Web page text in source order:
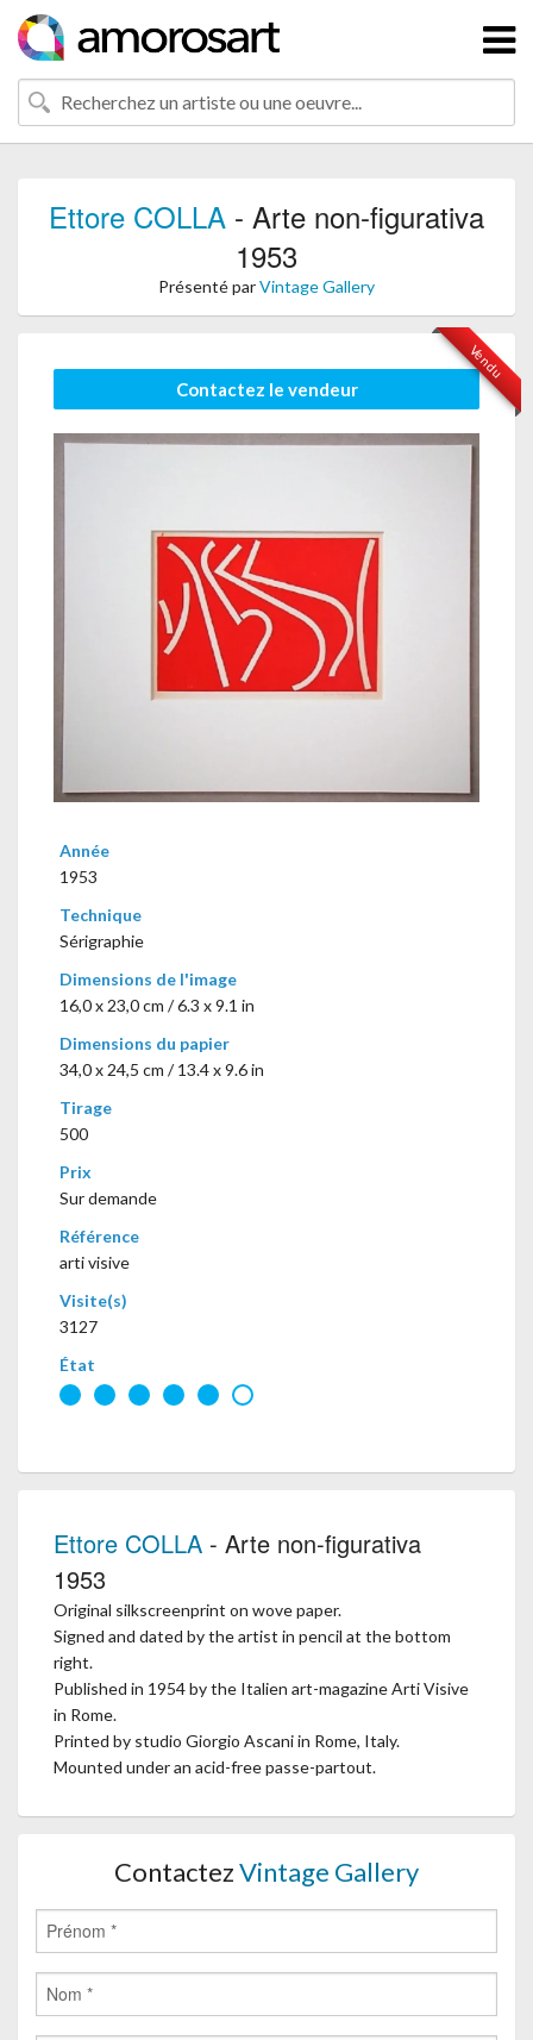
Ettore COLLA - Arte non-figurativa
1953
Présenté parVintage Gallery
Vendu
Contactez le vendeur
Année
1953
Technique
Sérigraphie
Dimensions de l'image
16,0 x 23,0 cm / 6.3 x 9.1 in
Dimensions du papier
34,0 x 24,5 cm / 13.4 x 9.6 in
Tirage
500
Prix
Sur demande
Référence
arti visive
Visite(s)
3127
État
Ettore COLLA - Arte non-figurativa
1953
Original silkscreenprint on wove paper.
Signed and dated by the artist in pencil at the bottom
right.
Published in 1954 by the Italien art-magazine Arti Visive
in Rome.
Printed by studio Giorgio Ascani in Rome, Italy.
Mounted under an acid-free passe-partout.
ContactezVintage Gallery